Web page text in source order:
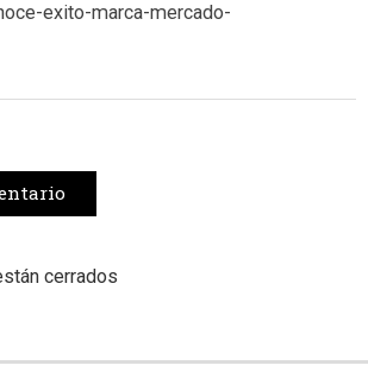
exito-marca-mercado-
cerrados